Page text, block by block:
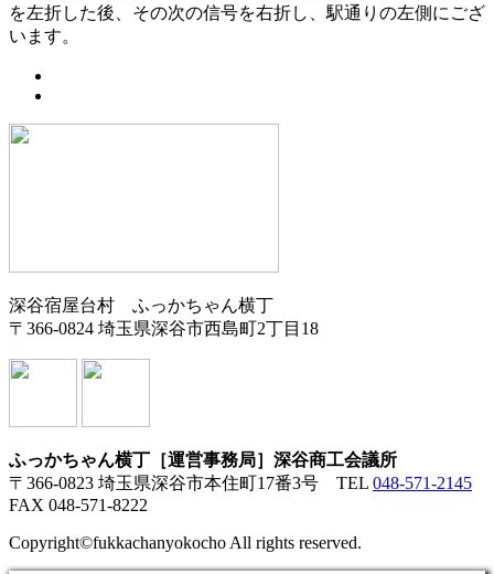
を左折した後、その次の信号を右折し、駅通りの左側にござ
います。
深谷宿屋台村 ふっかちゃん横丁
〒366-0824 埼玉県深谷市西島町2丁目18
ふっかちゃん横丁［運営事務局］深谷商工会議所
〒366-0823 埼玉県深谷市本住町17番3号 TEL 048-571-2145
FAX 048-571-8222
Copyright©fukkachanyokocho All rights reserved.